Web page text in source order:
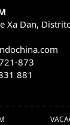
Xa Dan,
873
881